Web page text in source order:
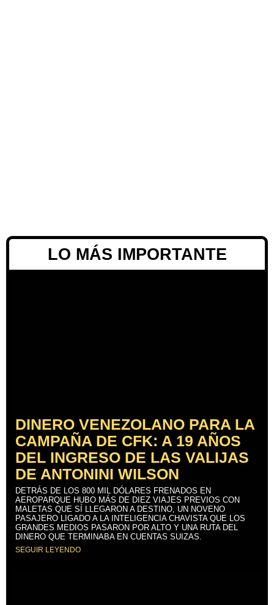
LO MÁS IMPORTANTE
DINERO VENEZOLANO PARA LA
CAMPAÑA DE CFK: A 19 AÑOS
DEL INGRESO DE LAS VALIJAS
DE ANTONINI WILSON
DETRÁS DE LOS 800 MIL DÓLARES FRENADOS EN
AEROPARQUE HUBO MÁS DE DIEZ VIAJES PREVIOS CON
MALETAS QUE SÍ LLEGARON A DESTINO, UN NOVENO
PASAJERO LIGADO A LA INTELIGENCIA CHAVISTA QUE LOS
GRANDES MEDIOS PASARON POR ALTO Y UNA RUTA DEL
DINERO QUE TERMINABA EN CUENTAS SUIZAS.
SEGUIR LEYENDO